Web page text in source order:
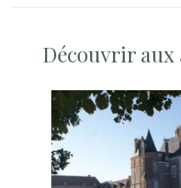
Découvrir